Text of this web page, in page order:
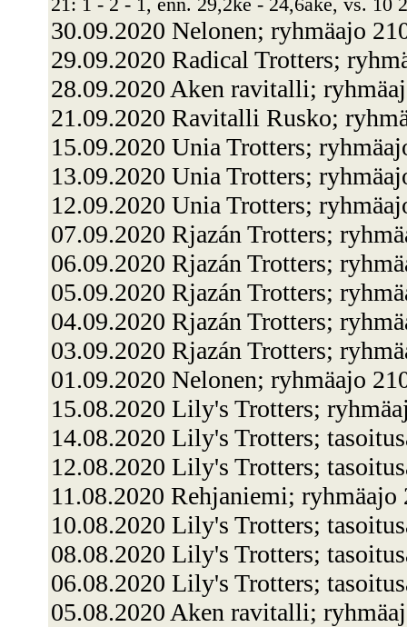
21: 1 - 2 - 1, enn. 29,2ke - 24,6ake, vs. 10
30.09.2020 Nelonen; ryhmäajo
29.09.2020 Radical Trotters;
28.09.2020 Aken ravitalli;
21.09.2020 Ravitalli Rusko;
15.09.2020 Unia Trotters;
13.09.2020 Unia Trotters;
12.09.2020 Unia Trotters;
07.09.2020 Rjazán Trotters;
06.09.2020 Rjazán Trotters;
05.09.2020 Rjazán Trotters;
04.09.2020 Rjazán Trotters;
03.09.2020 Rjazán Trotters;
01.09.2020 Nelonen; ryhmäajo
15.08.2020 Lily's Trotters;
14.08.2020 Lily's Trotters;
12.08.2020 Lily's Trotters;
11.08.2020 Rehjaniemi;
10.08.2020 Lily's Trotters;
08.08.2020 Lily's Trotters;
06.08.2020 Lily's Trotters;
05.08.2020 Aken ravitalli;